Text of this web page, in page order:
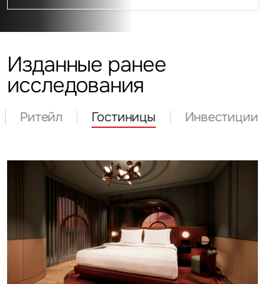
Изданные ранее
исследования
Ритейл Гостиницы Инвестиции